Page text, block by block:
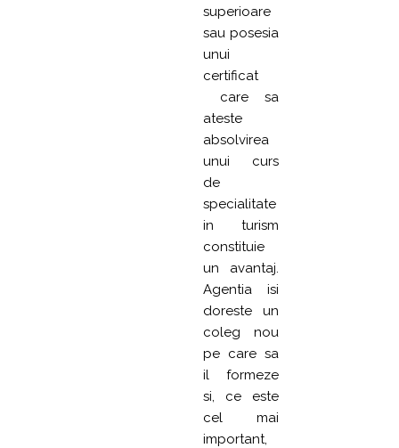
superioare
sau posesia
unui
certificat
care sa
ateste
absolvirea
unui curs
de
specialitate
in turism
constituie
un avantaj.
Agentia isi
doreste un
coleg nou
pe care sa
il formeze
si, ce este
cel mai
important,